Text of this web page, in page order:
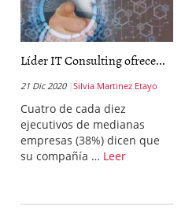
Líder IT Consulting ofrece...
21 Dic 2020 Silvia Martinez Etayo
Cuatro de cada diez
ejecutivos de medianas
empresas (38%) dicen que
su compañía … Leer